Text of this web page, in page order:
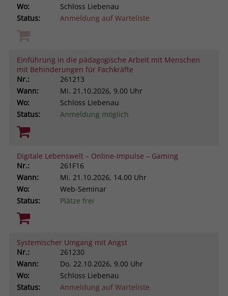
Wo:
Schloss Liebenau
Status:
Anmeldung auf Warteliste
Einführung in die pädagogische Arbeit mit Menschen
mit Behinderungen für Fachkräfte
Nr.:
261213
Wann:
Mi. 21.10.2026, 9.00 Uhr
Wo:
Schloss Liebenau
Status:
Anmeldung möglich
Digitale Lebenswelt – Online-Impulse – Gaming
Nr.:
261F16
Wann:
Mi. 21.10.2026, 14.00 Uhr
Wo:
Web-Seminar
Status:
Plätze frei
Systemischer Umgang mit Angst
Nr.:
261230
Wann:
Do. 22.10.2026, 9.00 Uhr
Wo:
Schloss Liebenau
Status:
Anmeldung auf Warteliste